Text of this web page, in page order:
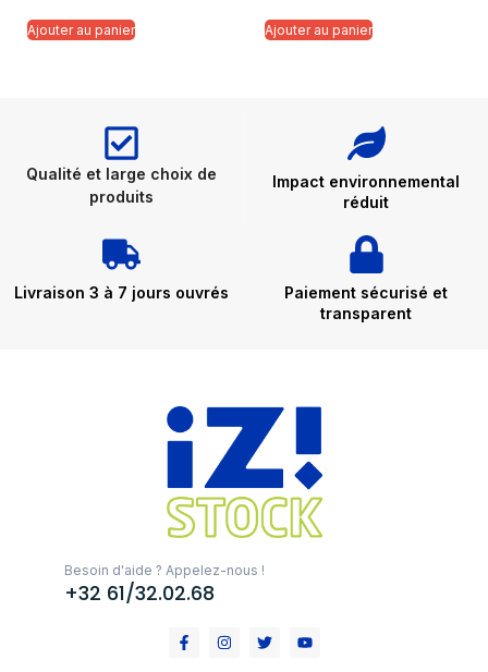
Ajouter au panier Ajouter au panier
Qualité et large choix de
produits
Impact environnemental
réduit
Livraison 3 à 7 jours ouvrés
Paiement sécurisé et
transparent
Besoin d'aide ? Appelez-nous !
+32 61/32.02.68